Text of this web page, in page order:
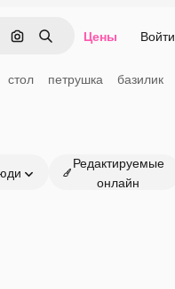
Поиск по изображению
Поиск Цены Войти
стол петрушка базилик
Редактируемые
онлайн